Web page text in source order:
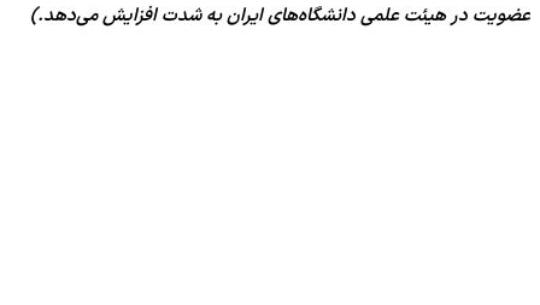
عضویت در هیئت علمی دانشگاه‌های ایران به شدت افزایش می‌دهد.)